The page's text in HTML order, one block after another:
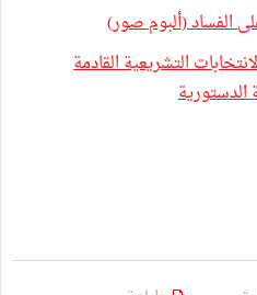
الفساد (ألبوم صور)
التشريعية القادمة
الدستورية